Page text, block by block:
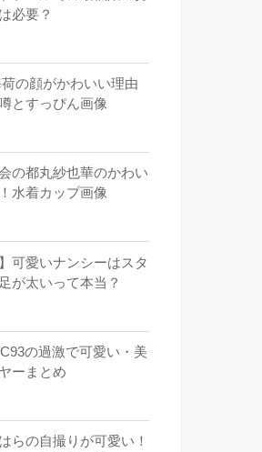
必要？
荷の顔がかわいい理由
とすっぴん画像
の都丸紗也華のかわい
水着カップ画像
可愛いナンシーはスタ
が太いって本当？
の過激で可愛い・美
ーまとめ
らの自撮りが可愛い！